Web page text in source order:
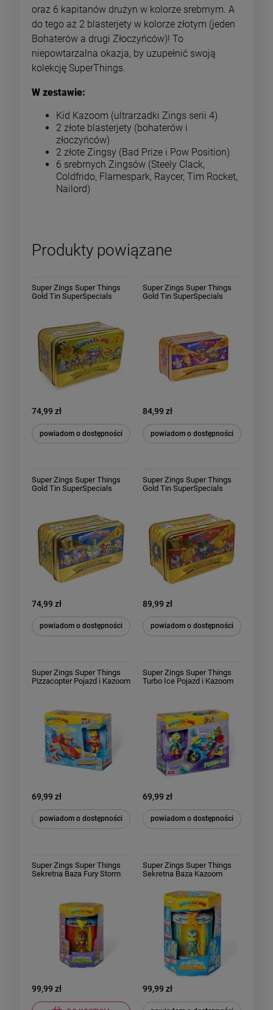
oraz 6 kapitanów drużyn w kolorze srebrnym. A
do tego aż 2 blasterjety w kolorze złotym (jeden
Bohaterów a drugi Złoczyńców)! To
niepowtarzalna okazja, by uzupełnić swoją
kolekcję SuperThings.
W zestawie:
Kid Kazoom (ultrarzadki Zings serii 4)
2 złote blasterjety (bohaterów i
złoczyńców)
2 złote Zingsy (Bad Prize i Pow Position)
6 srebrnych Zingsów (Steely Clack,
Coldfrido, Flamespark, Raycer, Tim Rocket,
Nailord)
Produkty powiązane
Super Zings Super Things
Gold Tin SuperSpecials
74,99 zł
powiadom o dostępności
Super Zings Super Things
Gold Tin SuperSpecials
84,99 zł
powiadom o dostępności
Super Zings Super Things
Gold Tin SuperSpecials
74,99 zł
powiadom o dostępności
Super Zings Super Things
Gold Tin SuperSpecials
89,99 zł
powiadom o dostępności
Super Zings Super Things
Pizzacopter Pojazd i Kazoom
69,99 zł
powiadom o dostępności
Super Zings Super Things
Turbo Ice Pojazd i Kazoom
69,99 zł
powiadom o dostępności
Super Zings Super Things
Sekretna Baza Fury Storm
99,99 zł
Super Zings Super Things
Sekretna Baza Kazoom
Base Kazoom Power
99,99 zł